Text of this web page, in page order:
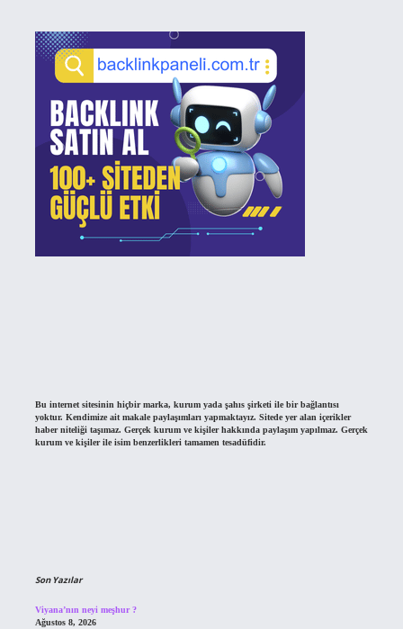
Bu internet sitesinin hiçbir marka, kurum yada şahıs şirketi ile bir bağlantısı
yoktur. Kendimize ait makale paylaşımları yapmaktayız. Sitede yer alan içerikler
haber niteliği taşımaz. Gerçek kurum ve kişiler hakkında paylaşım yapılmaz. Gerçek
kurum ve kişiler ile isim benzerlikleri tamamen tesadüfidir.
Son Yazılar
Viyana’nın neyi meşhur ?
Ağustos 8, 2026